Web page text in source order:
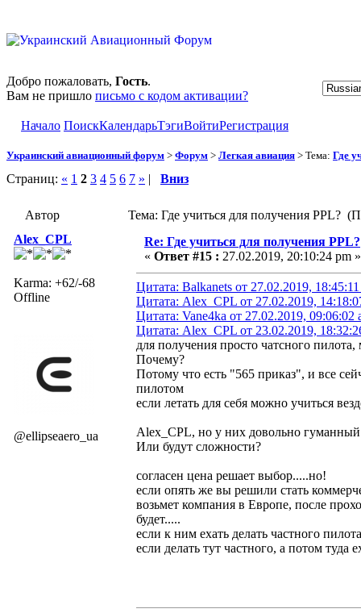
Добро пожаловать, Гость.
Вам не пришло письмо с кодом активации?
Начало ПоискКалендарьТэгиВойтиРегистрация
Украинский авиационный форум > Форум > Легкая авиация > Тема: Где
Страниц: « 1 2 3 4 5 6 7 » | Вниз
Автор
Тема: Где учиться для получения PPL?
Alex_CPL
Karma: +62/-68
Offline
@ellipseaero_ua
Re: Где учиться для получения PPL?
« Ответ #15 : 27.02.2019, 20:10:24 pm »
Цитата: Balkanets от 27.02.2019,
Цитата: Alex_CPL от 27.02.2019,
Цитата: Vane4ka от 27.02.2019, 09:06:02
Цитата: Alex_CPL от 23.02.2019,
для получения просто чатсного
Почему?
Потому что есть "565 приказ", и все
пилотом
если летать для себя можно учиться
Alex_CPL, но у них довольно
Или будут сложности?
согласен цена решает выбор.....но!
если опять же вы решили стать
возьмет компания в Европе, после
будет.....
если к ним ехать делать частного
если делать тут частного, а потом туда